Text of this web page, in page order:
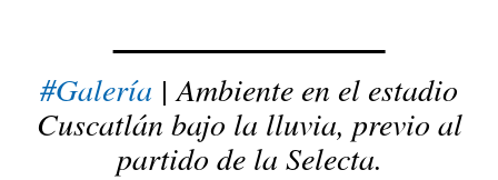
#Galería | Ambiente en el estadio
Cuscatlán bajo la lluvia, previo al
partido de la Selecta.